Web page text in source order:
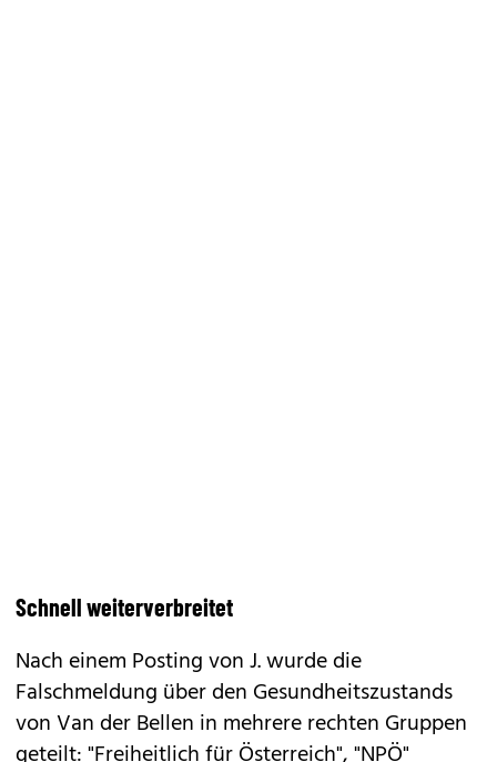
Schnell weiterverbreitet
Nach einem Posting von J. wurde die
Falschmeldung über den Gesundheitszustands
von Van der Bellen in mehrere rechten Gruppen